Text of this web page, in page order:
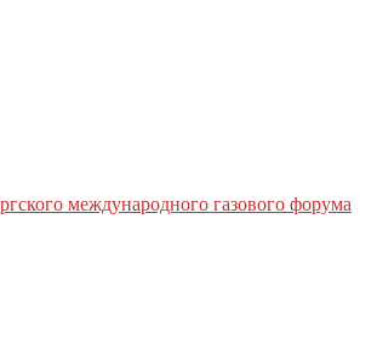
международного газового форума